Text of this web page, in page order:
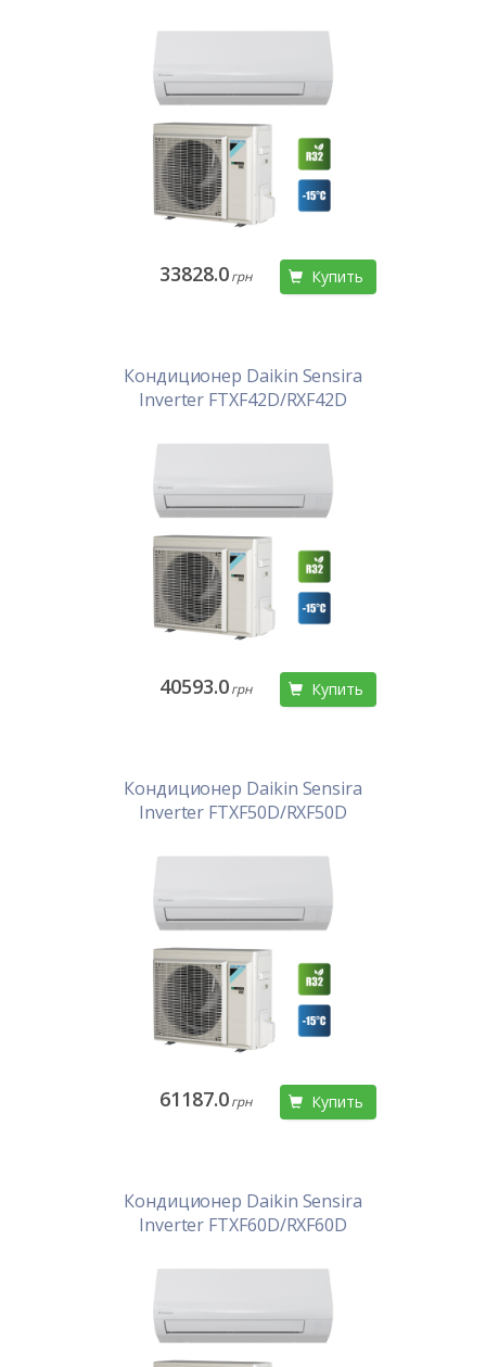
33828.0грн Купить
Кондиционер Daikin Sensira
Inverter FTXF42D/RXF42D
40593.0грн Купить
Кондиционер Daikin Sensira
Inverter FTXF50D/RXF50D
61187.0грн Купить
Кондиционер Daikin Sensira
Inverter FTXF60D/RXF60D